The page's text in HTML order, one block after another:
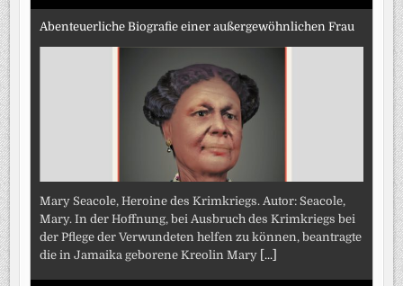
Abenteuerliche Biografie einer außergewöhnlichen Frau
Mary Seacole, Heroine des Krimkriegs. Autor: Seacole,
Mary. In der Hoffnung, bei Ausbruch des Krimkriegs bei
der Pflege der Verwundeten helfen zu können, beantragte
die in Jamaika geborene Kreolin Mary [...]